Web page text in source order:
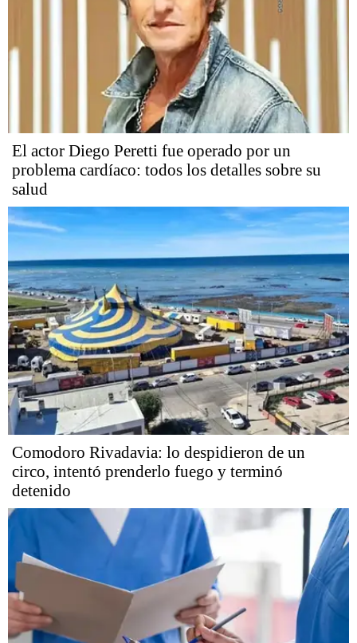
El actor Diego Peretti fue operado por un
problema cardíaco: todos los detalles sobre su
salud
Comodoro Rivadavia: lo despidieron de un
circo, intentó prenderlo fuego y terminó
detenido